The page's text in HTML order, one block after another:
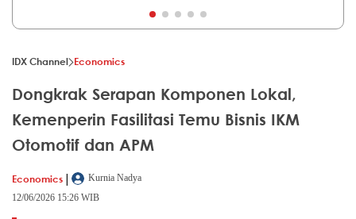
IDX Channel Economics
Dongkrak Serapan Komponen Lokal,
Kemenperin Fasilitasi Temu Bisnis IKM
Otomotif dan APM
Economics |
Kurnia Nadya
12/06/2026 15:26 WIB